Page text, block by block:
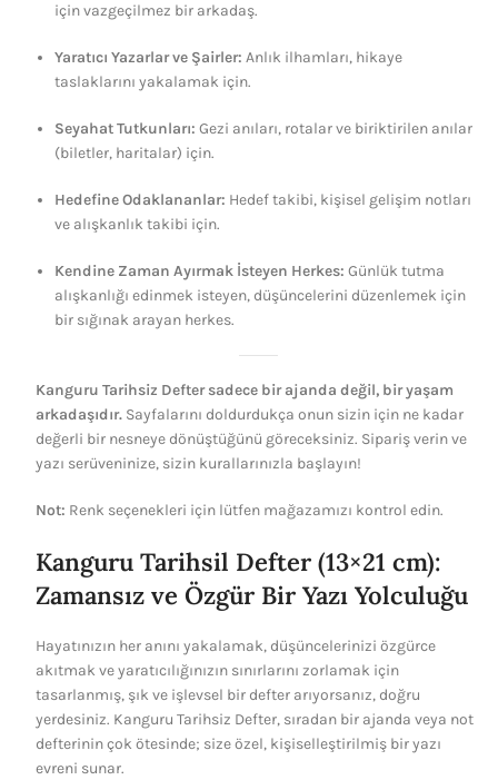
için vazgeçilmez bir arkadaş.
Yaratıcı Yazarlar ve Şairler: Anlık ilhamları, hikaye
taslaklarını yakalamak için.
Seyahat Tutkunları: Gezi anıları, rotalar ve biriktirilen anılar
(biletler, haritalar) için.
Hedefine Odaklananlar: Hedef takibi, kişisel gelişim notları
ve alışkanlık takibi için.
Kendine Zaman Ayırmak İsteyen Herkes: Günlük tutma
alışkanlığı edinmek isteyen, düşüncelerini düzenlemek için
bir sığınak arayan herkes.
Kanguru Tarihsiz Defter sadece bir ajanda değil, bir yaşam
arkadaşıdır. Sayfalarını doldurdukça onun sizin için ne kadar
değerli bir nesneye dönüştüğünü göreceksiniz. Sipariş verin ve
yazı serüveninize, sizin kurallarınızla başlayın!
Not: Renk seçenekleri için lütfen mağazamızı kontrol edin.
Kanguru Tarihsil Defter (13×21 cm):
Zamansız ve Özgür Bir Yazı Yolculuğu
Hayatınızın her anını yakalamak, düşüncelerinizi özgürce
akıtmak ve yaratıcılığınızın sınırlarını zorlamak için
tasarlanmış, şık ve işlevsel bir defter arıyorsanız, doğru
yerdesiniz. Kanguru Tarihsiz Defter, sıradan bir ajanda veya not
defterinin çok ötesinde; size özel, kişiselleştirilmiş bir yazı
evreni sunar.